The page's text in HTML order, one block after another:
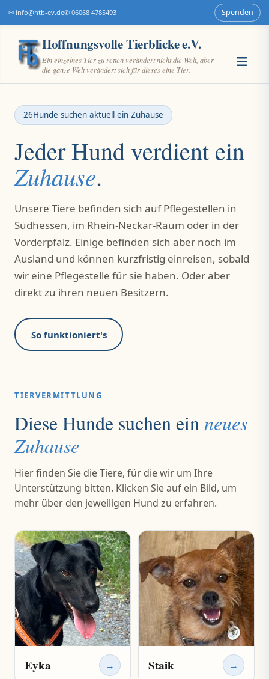
✉ info@htb-ev.de✆ 06068 4785493 Spenden
Hoffnungsvolle Tierblicke e.V.
Ein einzelnes Tier zu retten verändert nicht die Welt, aber
die ganze Welt verändert sich für dieses eine Tier.
26Hunde suchen aktuell ein Zuhause
Jeder Hund verdient ein
Zuhause.
Unsere Tiere befinden sich auf Pflegestellen in
Südhessen, im Rhein-Neckar-Raum oder in der
Vorderpfalz. Einige befinden sich aber noch im
Ausland und können kurzfristig einreisen, sobald
wir eine Pflegestelle für sie haben. Oder aber
direkt zu ihren neuen Besitzern.
So funktioniert's
TIERVERMITTLUNG
Diese Hunde suchen einneues
Zuhause
Hier finden Sie die Tiere, für die wir um Ihre
Unterstützung bitten. Klicken Sie auf ein Bild, um
mehr über den jeweiligen Hund zu erfahren.
Eyka → Staik →